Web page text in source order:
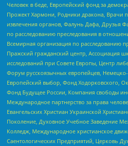
Человек в беде, Европейский фонд за
Прожект Хармони, Родники дракона, Врачи
извлечения органов, Фалунь Дафа, Друзья
по расследованию преследования в
Всемирная организация по расследованию
Пражский гражданский центр, Ассоциация
исследований при Совете Европы, Центр
Форум русскоязычных европейцев,
Европейский выбор, Фонд Ходорковского,
Фонд Будущее России, Компания свободы
Международное партнерство за права
Евангельских Христиан Украинской
Поколение, Духовное Учебное Заведение
Колледж, Международное христианское
Саентологических Предприятий, Церковь